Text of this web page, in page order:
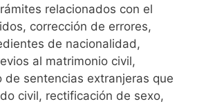
relacionados con el
corrección de errores,
de nacionalidad,
al matrimonio civil,
de sentencias extranjeras que
civil, rectificación de sexo,